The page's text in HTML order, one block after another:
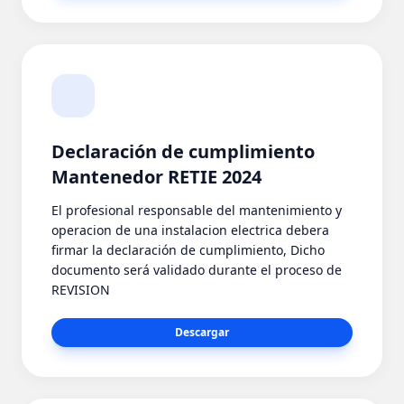
Declaración de cumplimiento
Mantenedor RETIE 2024
El profesional responsable del mantenimiento y
operacion de una instalacion electrica debera
firmar la declaración de cumplimiento, Dicho
documento será validado durante el proceso de
REVISION
Descargar